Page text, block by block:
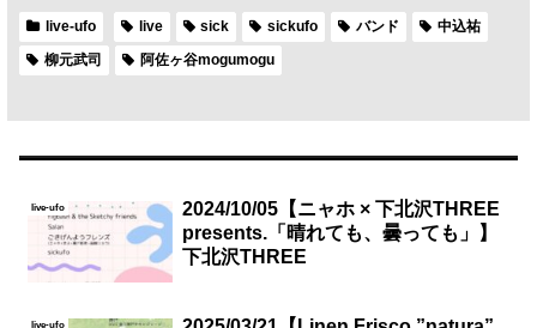
live-ufo live sick sickufo バンド
中込祐
柳元武司
阿佐ヶ谷mogumogu
live-ufo
2024/10/05【ニャホ × 下北沢THREE
presents.「晴れても、曇っても」】
下北沢THREE
live-ufo